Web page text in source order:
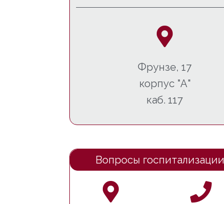
Фрунзе, 17
корпус "А"
каб. 117
Вопросы госпитализации